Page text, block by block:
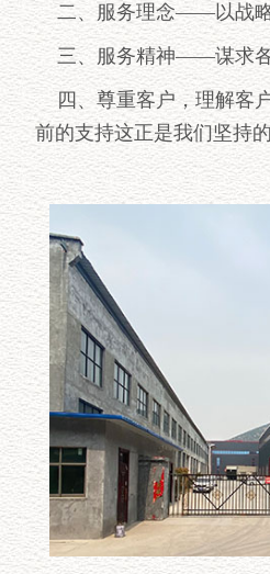
二、服务理念——以战略
三、服务精神——谋求各
四、尊重客户，理解客户
前的支持这正是我们坚持